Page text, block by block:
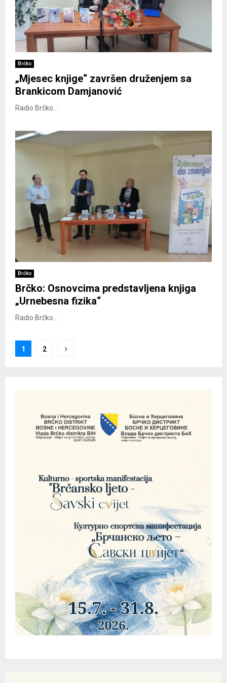
Brčko
„Mjesec knjige“ završen druženjem sa
Brankicom Damjanović
Radio Brčko...
Brčko
Brčko: Osnovcima predstavljena knjiga
„Urnebesna fizika“
Radio Brčko...
Posts
1 2